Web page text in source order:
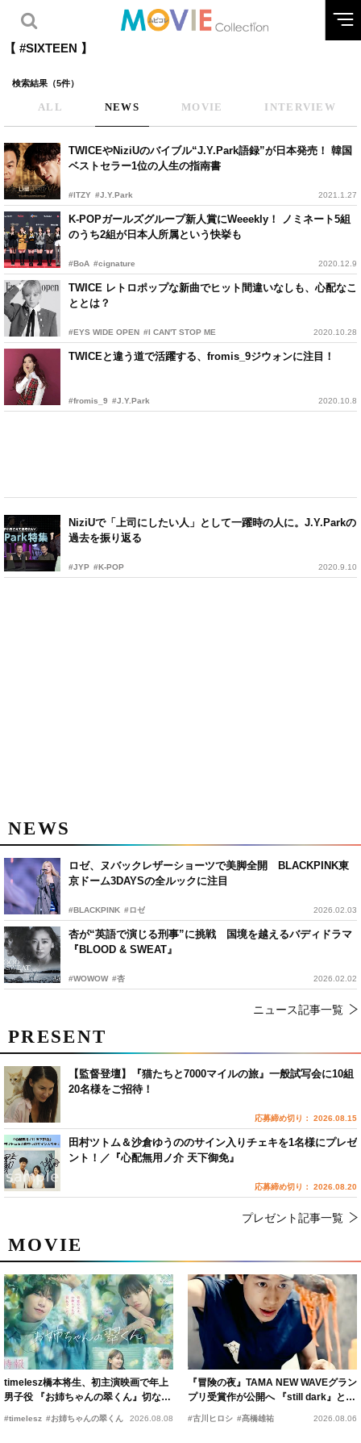
【 #SIXTEEN 】
検索結果（5件）
ALL NEWS MOVIE INTERVIEW
TWICEやNiziUのバイブル“J.Y.Park語録”が日本発売！ 韓国
ベストセラー1位の人生の指南書
#ITZY #J.Y.Park 2021.1.27
K-POPガールズグループ新人賞にWeeekly！ ノミネート5組
のうち2組が日本人所属という快挙も
#BoA #cignature 2020.12.9
TWICE レトロポップな新曲でヒット間違いなしも、心配なこ
ととは？
#EYS WIDE OPEN #I CAN'T STOP ME 2020.10.28
TWICEと違う道で活躍する、fromis_9ジウォンに注目！
#fromis_9 #J.Y.Park 2020.10.8
NiziUで「上司にしたい人」として一躍時の人に。J.Y.Parkの
過去を振り返る
#JYP #K-POP 2020.9.10
NEWS
ロゼ、ヌバックレザーショーツで美脚全開 BLACKPINK東
京ドーム3DAYSの全ルックに注目
#BLACKPINK #ロゼ 2026.02.03
杏が“英語で演じる刑事”に挑戦 国境を越えるバディドラマ
『BLOOD & SWEAT』
#WOWOW #杏 2026.02.02
ニュース記事一覧
MOVIE
timelesz橋本将生、初主演映画で年上
男子役 『お姉ちゃんの翠くん』切ない
恋の幕開けを予感
#timelesz #お姉ちゃんの翠くん 2026.08.08
『冒険の夜』TAMA NEW WAVEグラン
プリ受賞作が公開へ 『still dark』と同
時上映決定
#古川ヒロシ #髙橋雄祐 2026.08.06
PRESENT
【監督登壇】『猫たちと7000マイルの旅』一般試写会に10組
20名様をご招待！
応募締め切り： 2026.08.15
田村ツトム＆沙倉ゆうののサイン入りチェキを1名様にプレゼ
ント！／『心配無用ノ介 天下御免』
応募締め切り： 2026.08.20
プレゼント記事一覧